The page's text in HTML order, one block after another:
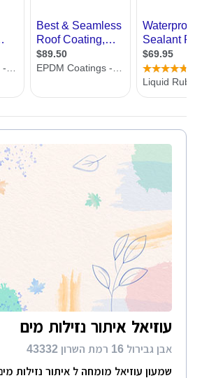
את הבית להרבה יותר יפה מבחינה
לעיתים לא מותירים מקום לגג
נהוג לעשות בשלב האחרון של
עם בניית הגג. בזמן שבבית קיים
לקראת החורף
אנחנו באתר אדריכל
שלי, מציגים
איטום מקצועיים ומנוסים, בין
פרטי התקשרות אליהם ומידע
תמצאו כאן מאמרים בנושא, טיפים
אפשרות לשלוח שאלות באופן אישי
שבאתר. בנוסף תוכלו לשלוח פנייה
הטופס שמופיע בעמוד, באמצעותו
מחיר ישיר לפלאפון שלכם
עוזיאל איתור נזילות מים
אבן גבירול 16 רמת השרון 43332
שמעון עוזיאל מומחה ל איתור נזילות